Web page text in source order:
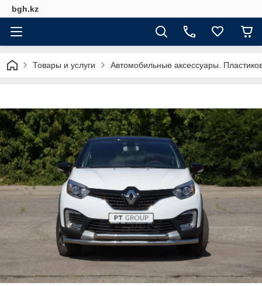
bgh.kz
Товары и услуги Автомобильные аксессуары.